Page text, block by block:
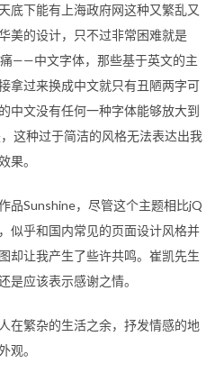
底下能有上海政府网这种又繁乱又
美的设计，只不过非常困难就是
——中文字体，那些基于英文的主
拿过来换成中文就只有丑陋两字可
中文没有任何一种字体能够放大到
这种过于简洁的风格无法表达出我
果。
品Sunshine，尽管这个主题相比jQ
似乎和国内常见的页面设计风格并
却让我产生了些许共鸣。崔凯先生
是应该表示感谢之情。
在繁杂的生活之余，抒发情感的地
观。